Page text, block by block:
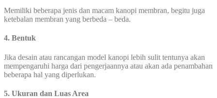
Memiliki beberapa jenis dan macam kanopi membran, begitu juga
ketebalan membran yang berbeda – beda.
4. Bentuk
Jika desain atau rancangan model kanopi lebih sulit tentunya akan
mempengaruhi harga dari pengerjaannya atau akan ada penambahan
beberapa hal yang diperlukan.
5. Ukuran dan Luas Area